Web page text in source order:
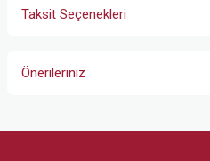
Taksit Seçenekleri
Önerileriniz